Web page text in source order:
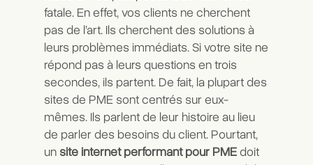
fatale. En effet, vos clients ne cherchent
pas de l’art. Ils cherchent des solutions à
leurs problèmes immédiats. Si votre site ne
répond pas à leurs questions en trois
secondes, ils partent. De fait, la plupart des
sites de PME sont centrés sur eux-
mêmes. Ils parlent de leur histoire au lieu
de parler des besoins du client. Pourtant,
un site internet performant pour PMEdoit